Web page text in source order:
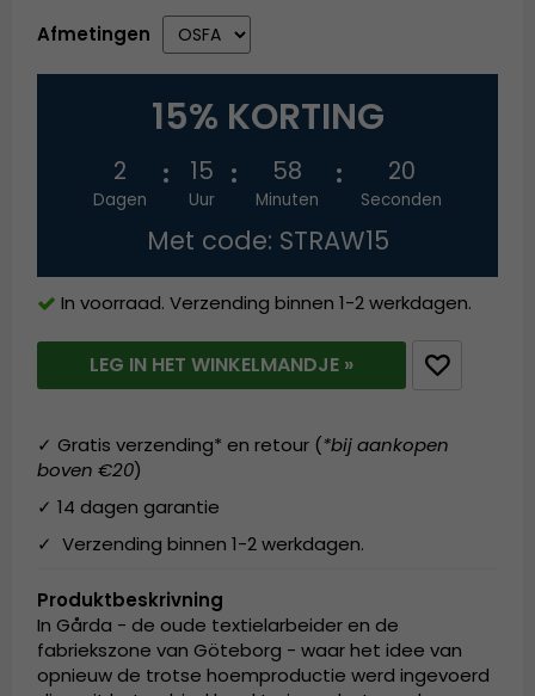
Afmetingen
15% KORTING
2
Dagen
15
Uur
58
Minuten
19
Seconden
Met code: STRAW15
In voorraad. Verzending binnen 1-2 werkdagen.
LEG IN HET WINKELMANDJE »
✓ Gratis verzending* en retour (*bij aankopen
boven €20)
✓ 14 dagen garantie
✓ Verzending binnen 1-2 werkdagen.
Produktbeskrivning
In Gårda - de oude textielarbeider en de
fabriekszone van Göteborg - waar het idee van
opnieuw de trotse hoemproductie werd ingevoerd